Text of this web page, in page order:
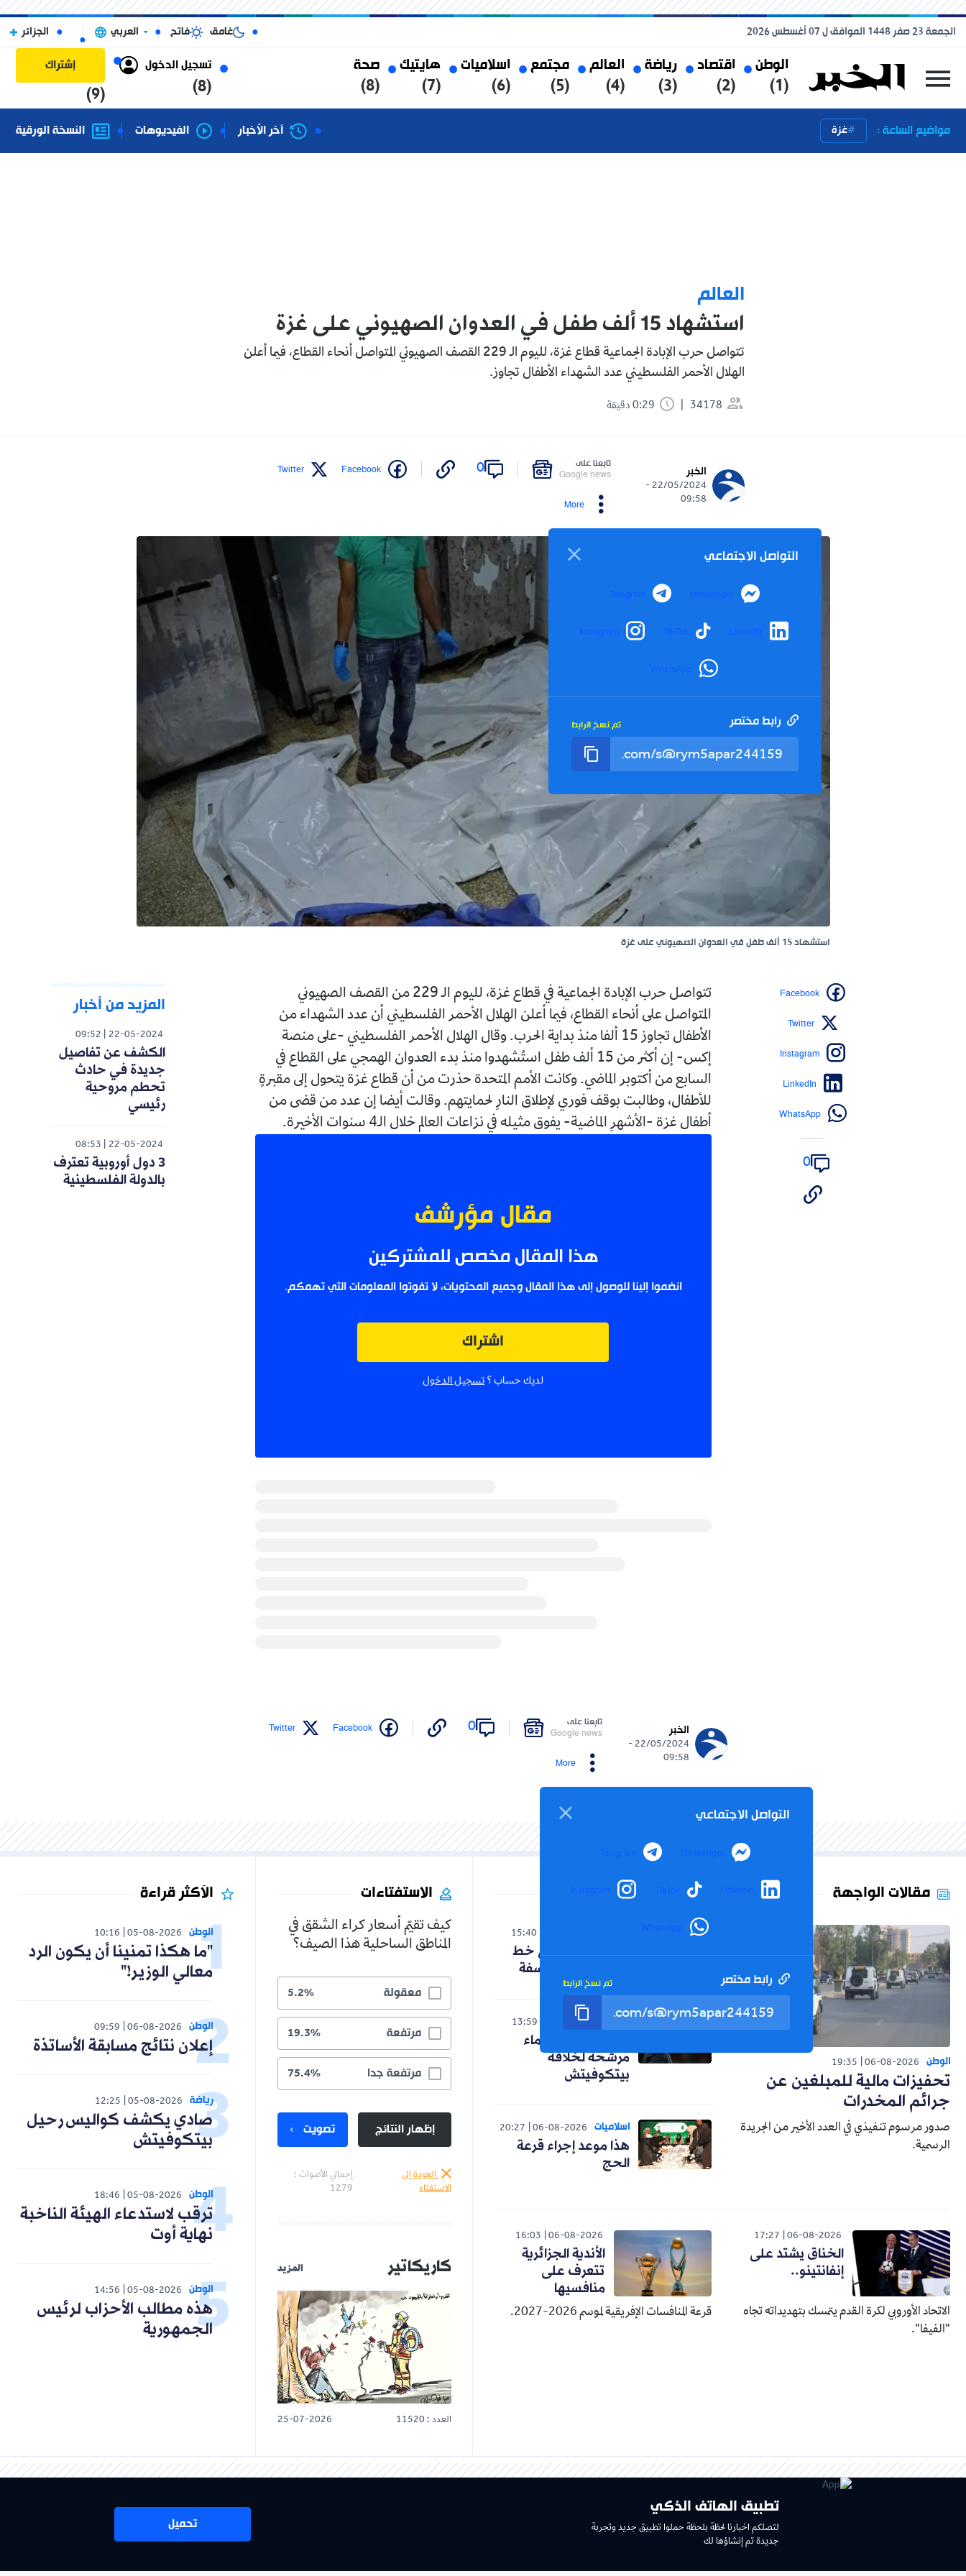
الوطن
(1)
اقتصاد
(2)
رياضة
(3)
العالم
(4)
مجتمع
(5)
اسلاميات
(6)
هايتيك
(7)
صحة
(8)
تسجيل الدخول
(8)
إشتراك
(9)
الجمعة 23 صفر 1448 الموافق ل 07 أغسطس 2026 غامق فاتح العربي الجزائر
مواضيع الساعة : غزة آخر الأخبار الفيديوهات النسخة الورقية
العالم
استشهاد 15 ألف طفل في العدوان الصهيوني على غزة
تتواصل حرب الإبادة الجماعية قطاع غزة، لليوم الـ 229 القصف الصهيوني المتواصل أنحاء القطاع، فيما أعلن
الهلال الأحمر الفلسطيني عدد الشهداء الأطفال تجاوز.
34178
الخبر
22/05/2024 -
09:58
تابعنا على
Google news
0
Facebook
Twitter
More
التواصل الاجتماعي
Messenger
Telegram
LinkedIn
TikTok
Instagram
WhatsApp
رابط مختصر تم نسخ الرابط
استشهاد 15 ألف طفل في العدوان الصهيوني على غزة
تتواصل حرب الإبادة الجماعية في قطاع غزة، لليوم الـ 229 من القصف الصهيوني
المتواصل على أنحاء القطاع، فيما أعلن الهلال الأحمر الفلسطيني أن عدد الشهداء من
الأطفال تجاوز 15 ألفا منذ بداية الحرب. وقال الهلال الأحمر الفلسطيني -على منصة
إكس- إن أكثر من 15 ألف طفل استُشهدوا منذ بدء العدوان الهمجي على القطاع في
السابع من أكتوبر الماضي. وكانت الأمم المتحدة حذرت من أن قطاع غزة يتحول إلى مقبرةٍ
للأطفال، وطالبت بوقف فوري لإطلاق النارِ لحمايتهم. وقالت أيضا إن عدد من قضى من
أطفال غزة -الأشهرِ الماضية- يفوق مثيله في نزاعات العالم خلال الـ4 سنوات الأخيرة.
مقال مؤرشف
هذا المقال مخصص للمشتركين
انضموا إلينا للوصول إلى هذا المقال وجميع المحتويات، لا تفوتوا المعلومات التي تهمكم.
اشتراك
لديك حساب ؟ تسجيل الدخول
Facebook
Twitter
Instagram
LinkedIn
WhatsApp
0
المزيد من أخبار
22-05-2024
09:52
الكشف عن تفاصيل
جديدة في حادث
تحطم مروحية
رئيسي
22-05-2024
08:53
3 دول أوروبية تعترف
بالدولة الفلسطينية
الخبر
22/05/2024 -
09:58
تابعنا على
Google news
0
Facebook
Twitter
More
التواصل الاجتماعي
Messenger
Telegram
LinkedIn
TikTok
Instagram
WhatsApp
رابط مختصر تم نسخ الرابط
مقالات الواجهة
الوطن 06-08-2026
19:35
تحفيزات مالية للمبلغين عن
جرائم المخدرات
صدور مرسوم تنفيذي في العدد الأخير من الجريدة
الرسمية.
15:40
حنون تدخل على خط
الجدل حول الفلسفة
رياضة 06-08-2026
13:59
رسميا.. ثلاثة أسماء
مرشحة لخلافة
بيتكوفيتش
اسلاميات 06-08-2026
20:27
هذا موعد إجراء قرعة
الحج
06-08-2026
17:27
الخناق يشتد على
إنفانتينو..
الاتحاد الأوروبي لكرة القدم يتمسك بتهديداته تجاه
"الفيفا".
06-08-2026
16:03
الأندية الجزائرية
تتعرف على
منافسيها
قرعة المنافسات الإفريقية لموسم 2026-2027.
الاستفتاءات
كيف تقيّم أسعار كراء الشقق في
المناطق الساحلية هذا الصيف؟
معقولة 5.2%
مرتفعة 19.3%
مرتفعة جدا 75.4%
إظهار النتائج تصويت
العودة إلى
الاستفتاء
إجمالي الأصوات :
1279
كاريكاتير المزيد
العدد : 11520 25-07-2026
الأكثر قراءة
الوطن 05-08-2026
10:16
"ما هكذا تمنينا أن يكون الرد
معالي الوزير!"
الوطن 06-08-2026
09:59
إعلان نتائج مسابقة الأساتذة
رياضة 05-08-2026
12:25
صادي يكشف كواليس رحيل
بيتكوفيتش
الوطن 05-08-2026
18:46
ترقب لاستدعاء الهيئة الناخبة
نهاية أوت
الوطن 05-08-2026
14:56
هذه مطالب الأحزاب لرئيس
الجمهورية
تطبيق الهاتف الذكي
لتصلكم اخبارنا لحظة بلحظة حملوا تطبيق جديد وتجربة
جديدة تم إنشاؤها لك
تحميل